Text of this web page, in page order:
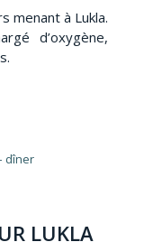
menant à Lukla.
d’oxygène,
dîner
LUKLA